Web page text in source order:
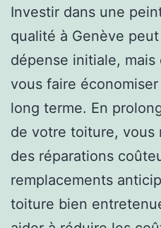
Investir dans une
qualité à Genève
dépense initiale,
vous faire économiser
long terme. En
de votre toiture, vous
des réparations
remplacements
toiture bien